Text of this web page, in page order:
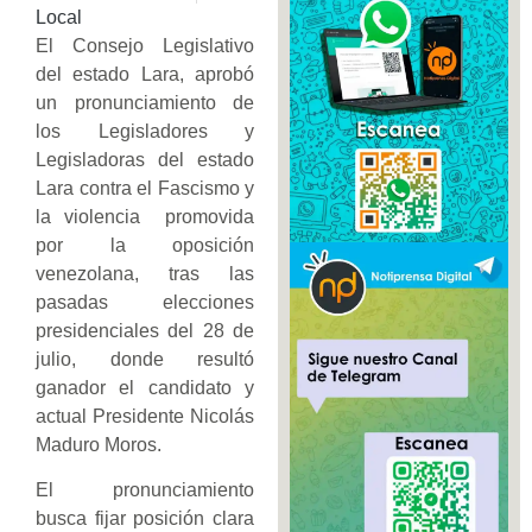
Local
El Consejo Legislativo
del estado Lara, aprobó
un pronunciamiento de
los Legisladores y
Legisladoras del estado
Lara contra el Fascismo y
la violencia promovida
por la oposición
venezolana, tras las
pasadas elecciones
presidenciales del 28 de
julio, donde resultó
ganador el candidato y
actual Presidente Nicolás
Maduro Moros.
El pronunciamiento
busca fijar posición clara